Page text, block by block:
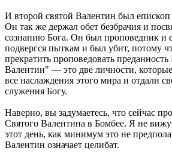
И второй святой Валентин был епископ
Он так же держал обет безбрачия и
сознанию Бога. Он был проповедник и
подвергся пыткам и был убит, потому
прекратить проповедовать
Валентин" — это две личности,
все наслаждения этого мира и отдали
служения Богу.
Наверно, вы задумаетесь, что сейчас
Святого Валентина в Бомбее. Я не вижу
этот день, как минимум это не
Валентин означает целибат.